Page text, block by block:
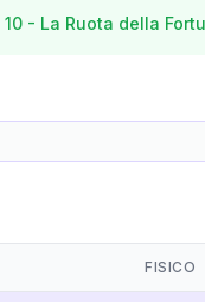
10 - La Ruota della
FISICO